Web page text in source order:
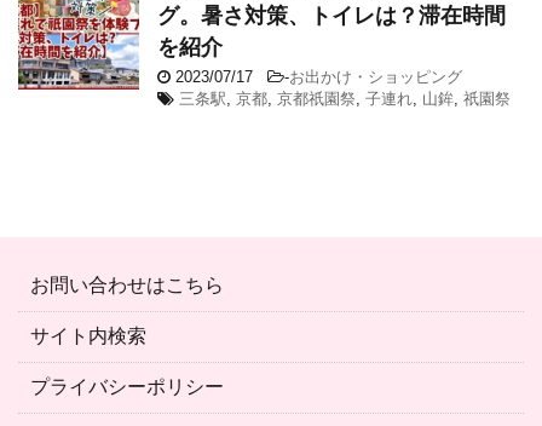
グ。暑さ対策、トイレは？滞在時間
を紹介
2023/07/17 -お出かけ・ショッピング
三条駅, 京都, 京都祇園祭, 子連れ, 山鉾, 祇園祭
お問い合わせはこちら
サイト内検索
プライバシーポリシー